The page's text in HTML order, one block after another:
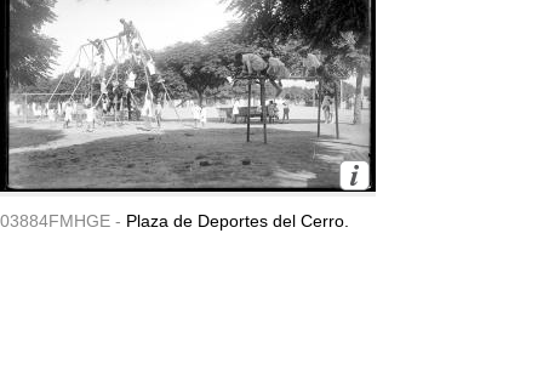
03884FMHGE - Plaza de Deportes del Cerro.